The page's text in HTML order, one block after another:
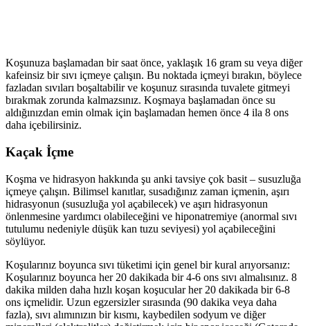
Koşunuza başlamadan bir saat önce, yaklaşık 16 gram su veya diğer
kafeinsiz bir sıvı içmeye çalışın. Bu noktada içmeyi bırakın, böylece
fazladan sıvıları boşaltabilir ve koşunuz sırasında tuvalete gitmeyi
bırakmak zorunda kalmazsınız. Koşmaya başlamadan önce su
aldığınızdan emin olmak için başlamadan hemen önce 4 ila 8 ons
daha içebilirsiniz.
Kaçak İçme
Koşma ve hidrasyon hakkında şu anki tavsiye çok basit – susuzluğa
içmeye çalışın. Bilimsel kanıtlar, susadığınız zaman içmenin, aşırı
hidrasyonun (susuzluğa yol açabilecek) ve aşırı hidrasyonun
önlenmesine yardımcı olabileceğini ve hiponatremiye (anormal sıvı
tutulumu nedeniyle düşük kan tuzu seviyesi) yol açabileceğini
söylüyor.
Koşularınız boyunca sıvı tüketimi için genel bir kural arıyorsanız:
Koşularınız boyunca her 20 dakikada bir 4-6 ons sıvı almalısınız. 8
dakika milden daha hızlı koşan koşucular her 20 dakikada bir 6-8
ons içmelidir. Uzun egzersizler sırasında (90 dakika veya daha
fazla), sıvı alımınızın bir kısmı, kaybedilen sodyum ve diğer